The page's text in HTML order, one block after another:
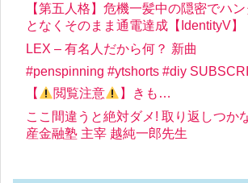
【第五人格】危機一髪中の隠密でハ
となくそのまま通電達成【IdentityV】
LEX – 有名人だから何？ 新曲
#penspinning #ytshorts #diy
【
閲覧注意
】きも…
ここ間違うと絶対ダメ! 取り返しつか
産金融塾 主宰 越純一郎先生